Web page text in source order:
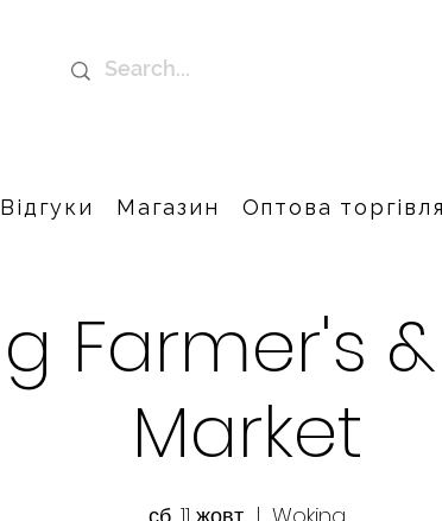
Відгуки Магазин Оптова торгівля
Farmer's
Market